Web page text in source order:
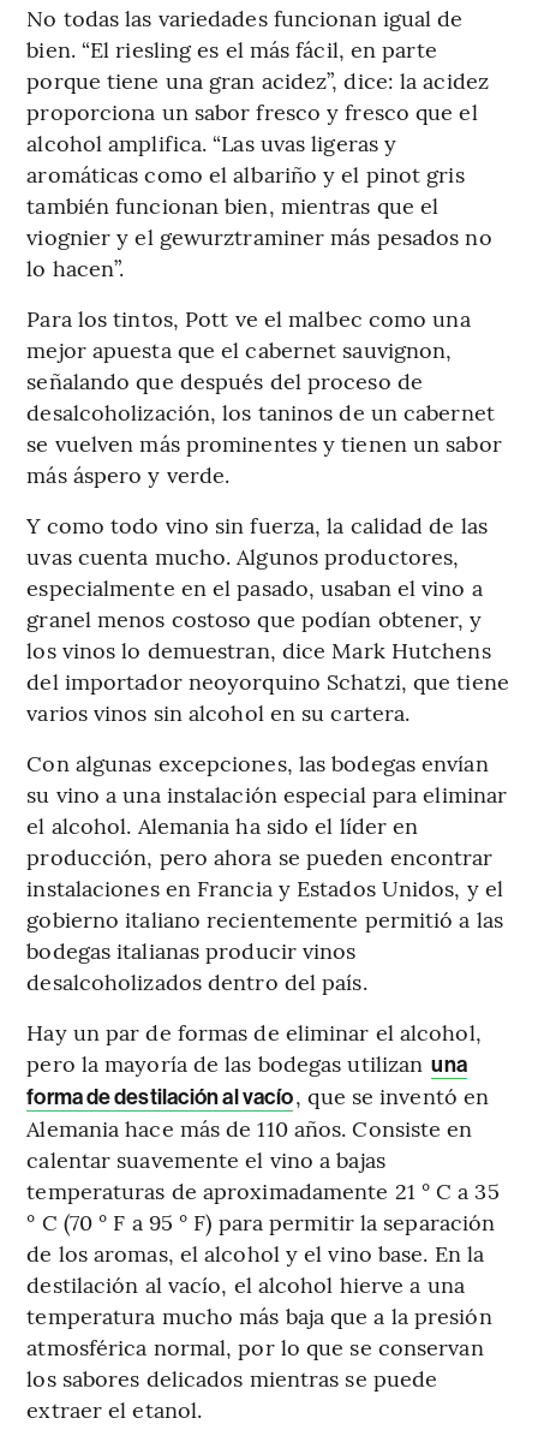
No todas las variedades funcionan igual de
bien. “El riesling es el más fácil, en parte
porque tiene una gran acidez”, dice: la acidez
proporciona un sabor fresco y fresco que el
alcohol amplifica. “Las uvas ligeras y
aromáticas como el albariño y el pinot gris
también funcionan bien, mientras que el
viognier y el gewurztraminer más pesados no
lo hacen”.
Para los tintos, Pott ve el malbec como una
mejor apuesta que el cabernet sauvignon,
señalando que después del proceso de
desalcoholización, los taninos de un cabernet
se vuelven más prominentes y tienen un sabor
más áspero y verde.
Y como todo vino sin fuerza, la calidad de las
uvas cuenta mucho. Algunos productores,
especialmente en el pasado, usaban el vino a
granel menos costoso que podían obtener, y
los vinos lo demuestran, dice Mark Hutchens
del importador neoyorquino Schatzi, que tiene
varios vinos sin alcohol en su cartera.
Con algunas excepciones, las bodegas envían
su vino a una instalación especial para eliminar
el alcohol. Alemania ha sido el líder en
producción, pero ahora se pueden encontrar
instalaciones en Francia y Estados Unidos, y el
gobierno italiano recientemente permitió a las
bodegas italianas producir vinos
desalcoholizados dentro del país.
Hay un par de formas de eliminar el alcohol,
pero la mayoría de las bodegas utilizan una
forma de destilación al vacío, que se inventó en
Alemania hace más de 110 años. Consiste en
calentar suavemente el vino a bajas
temperaturas de aproximadamente 21 ° C a 35
° C (70 ° F a 95 ° F) para permitir la separación
de los aromas, el alcohol y el vino base. En la
destilación al vacío, el alcohol hierve a una
temperatura mucho más baja que a la presión
atmosférica normal, por lo que se conservan
los sabores delicados mientras se puede
extraer el etanol.